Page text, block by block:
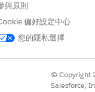
與原則
偏好設定中心
您的隱私選擇
© Copyright
Salesforce,